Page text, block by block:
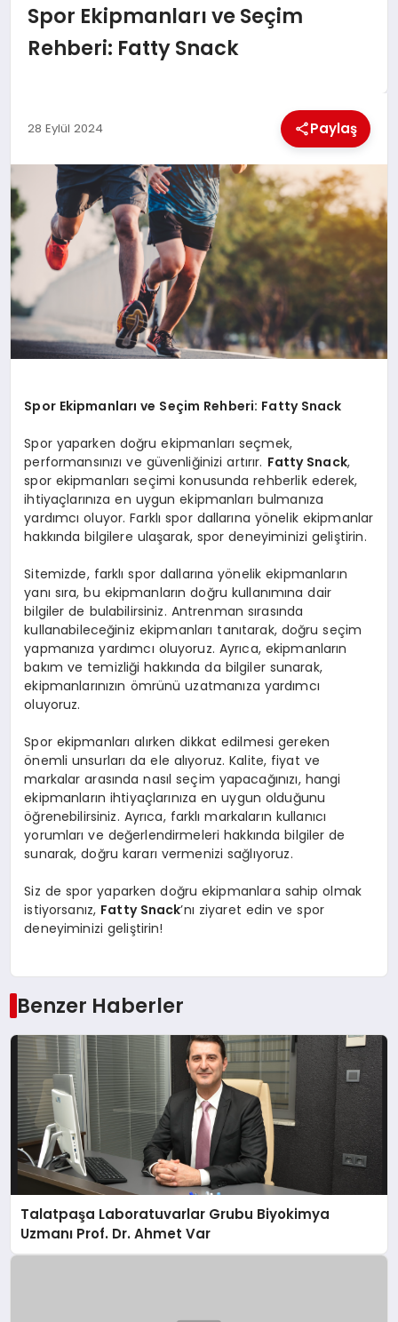
DÜNYA
EKONOMI
MAGAZIN
SAĞLIK
SIYASET
SPOR
Spor Ekipmanları ve Seçim
Rehberi: Fatty Snack
28 Eylül 2024 Paylaş
Spor Ekipmanları ve Seçim Rehberi: Fatty Snack
Spor yaparken doğru ekipmanları seçmek,
performansınızı ve güvenliğinizi artırır. Fatty Snack,
spor ekipmanları seçimi konusunda rehberlik ederek,
ihtiyaçlarınıza en uygun ekipmanları bulmanıza
yardımcı oluyor. Farklı spor dallarına yönelik ekipmanlar
hakkında bilgilere ulaşarak, spor deneyiminizi geliştirin.
Sitemizde, farklı spor dallarına yönelik ekipmanların
yanı sıra, bu ekipmanların doğru kullanımına dair
bilgiler de bulabilirsiniz. Antrenman sırasında
kullanabileceğiniz ekipmanları tanıtarak, doğru seçim
yapmanıza yardımcı oluyoruz. Ayrıca, ekipmanların
bakım ve temizliği hakkında da bilgiler sunarak,
ekipmanlarınızın ömrünü uzatmanıza yardımcı
oluyoruz.
Spor ekipmanları alırken dikkat edilmesi gereken
önemli unsurları da ele alıyoruz. Kalite, fiyat ve
markalar arasında nasıl seçim yapacağınızı, hangi
ekipmanların ihtiyaçlarınıza en uygun olduğunu
öğrenebilirsiniz. Ayrıca, farklı markaların kullanıcı
yorumları ve değerlendirmeleri hakkında bilgiler de
sunarak, doğru kararı vermenizi sağlıyoruz.
Siz de spor yaparken doğru ekipmanlara sahip olmak
istiyorsanız, Fatty Snack’nı ziyaret edin ve spor
deneyiminizi geliştirin!
Benzer Haberler
Talatpaşa Laboratuvarlar Grubu Biyokimya
Uzmanı Prof. Dr. Ahmet Var